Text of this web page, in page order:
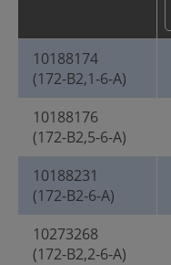
10188174
(172-B2,1-6-A)
10188176
(172-B2,5-6-A)
10188231
(172-B2-6-A)
10273268
(172-B2,2-6-A)